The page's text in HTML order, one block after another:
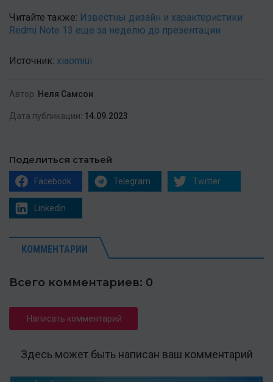
Читайте также: Известны дизайн и характеристики
Redmi Note 13 еще за неделю до презентации
Источник: xiaomiui
Автор: Неля Самсон
Дата публикации: 14.09.2023
Поделиться статьей
Facebook Telegram Twitter
LinkedIn
КОММЕНТАРИИ
Всего комментариев: 0
Написать комментарий
Здесь может быть написан ваш комментарий